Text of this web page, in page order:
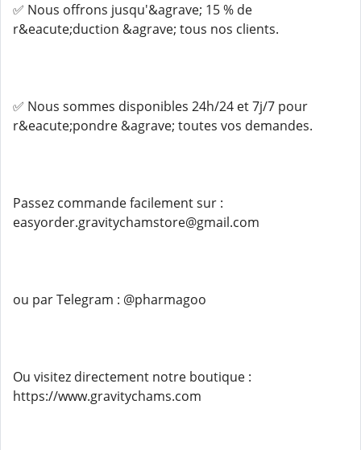
✅ Nous offrons jusqu'&agrave; 15 % de
r&eacute;duction &agrave; tous nos clients.
✅ Nous sommes disponibles 24h/24 et 7j/7 pour
r&eacute;pondre &agrave; toutes vos demandes.
Passez commande facilement sur :
easyorder.gravitychamstore@gmail.com
ou par Telegram : @pharmagoo
Ou visitez directement notre boutique :
https://www.gravitychams.com